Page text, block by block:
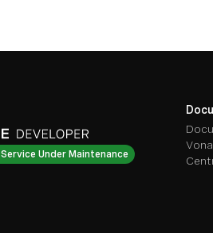
Service Under Maintenance